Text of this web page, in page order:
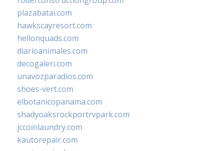
plazabatai.com
hawkscayresort.com
hellonquads.com
diarioanimales.com
decogaleri.com
unavozparadios.com
shoes-vert.com
elbotanicopanama.com
shadyoaksrockportrvpark.com
jccoinlaundry.com
kautorepair.com